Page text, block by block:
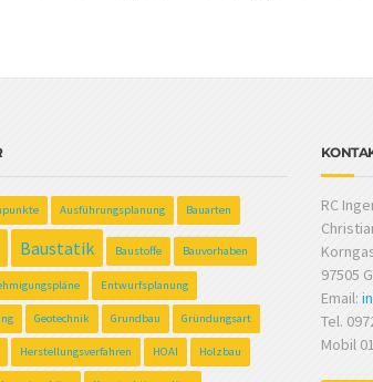
Ausführungsplanung Bauarten
Baustatik Baustoffe Bauvorhaben
Entwurfsplanung
Geotechnik Grundbau Gründungsart
Herstellungsverfahren HOAI Holzbau
RC
97505
Email:
Tel.
Mobil